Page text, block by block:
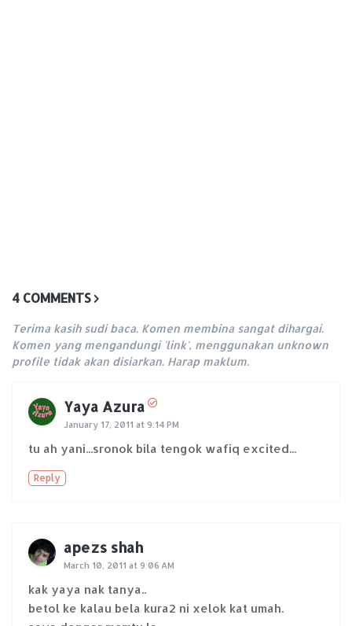
4 COMMENTS
Terima kasih sudi baca. Komen membina sangat dihargai.
Komen yang mengandungi 'link', menggunakan unknown
profile tidak akan disiarkan. Harap maklum.
Yaya Azura
January 17, 2011 at 9:14 PM
tu ah yani...sronok bila tengok wafiq excited...
Reply
apezs shah
March 10, 2011 at 9:06 AM
kak yaya nak tanya..
betol ke kalau bela kura2 ni xelok kat umah.